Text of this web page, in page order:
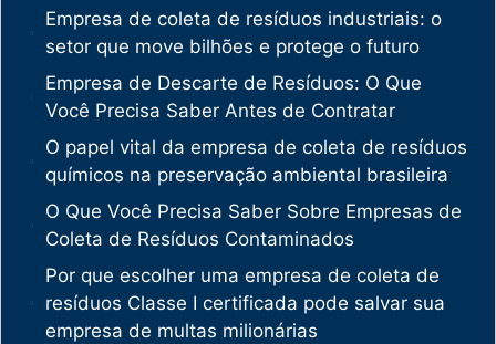
Empresa de coleta de resíduos industriais: o
setor que move bilhões e protege o futuro
Empresa de Descarte de Resíduos: O Que
Você Precisa Saber Antes de Contratar
O papel vital da empresa de coleta de resíduos
químicos na preservação ambiental brasileira
O Que Você Precisa Saber Sobre Empresas de
Coleta de Resíduos Contaminados
Por que escolher uma empresa de coleta de
resíduos Classe I certificada pode salvar sua
empresa de multas milionárias